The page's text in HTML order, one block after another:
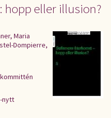
hopp eller illusion?
Maria
Dompierre,
nytt